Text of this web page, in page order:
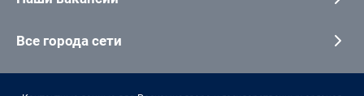
Все города сети